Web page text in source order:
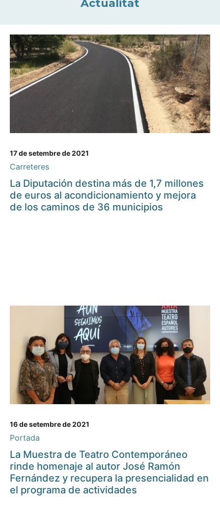
Actualitat
17 de setembre de 2021
Carreteres
La Diputación destina más de 1,7 millones
de euros al acondicionamiento y mejora
de los caminos de 36 municipios
16 de setembre de 2021
Portada
La Muestra de Teatro Contemporáneo
rinde homenaje al autor José Ramón
Fernández y recupera la presencialidad en
el programa de actividades